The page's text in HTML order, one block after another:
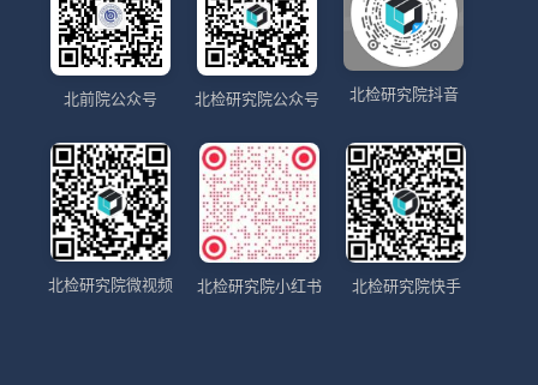
北前院公众号 北检研究院公众号 北检研究院抖音
北检研究院微视频 北检研究院小红书 北检研究院快手